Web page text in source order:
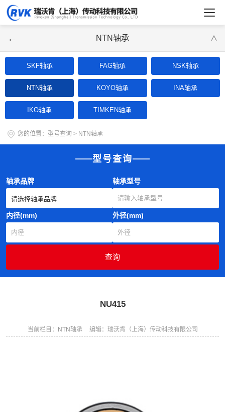
← NTN轴承 ∨
SKF轴承 FAG轴承 NSK轴承
NTN轴承 KOYO轴承 INA轴承
IKO轴承 TIMKEN轴承
您的位置： 型号查询 > NTN轴承
型号查询
轴承品牌 轴承型号
内径(mm) 外径(mm)
NU415
当前栏目：NTN轴承 编辑：瑞沃肯（上海）传动科技有限公司